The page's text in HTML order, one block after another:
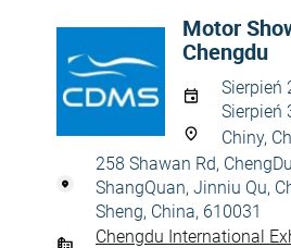
Motor
Chengdu
Sierpień
Sierpień
Chiny,
258 Shawan Rd,
ShangQuan, Jinniu Qu,
Sheng, China, 610031
Chengdu International